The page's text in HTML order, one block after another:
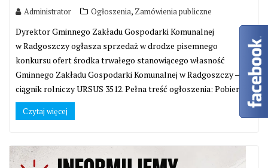
Administrator Ogłoszenia, Zamówienia publiczne
Dyrektor Gminnego Zakładu Gospodarki Komunalnej
w Radgoszczy ogłasza sprzedaż w drodze pisemnego
konkursu ofert środka trwałego stanowiącego własność
Gminnego Zakładu Gospodarki Komunalnej w Radgoszczy –
ciągnik rolniczy URSUS 3512. Pełna treść ogłoszenia: Pobierz.
Czytaj więcej